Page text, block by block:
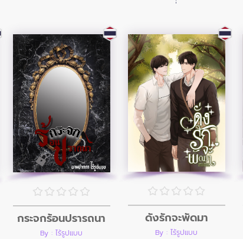
กระจกร้อนปรารถนา
By : ไร้รูปแบบ
ดั่งรักจะพัดมา
By : ไร้รูปแบบ